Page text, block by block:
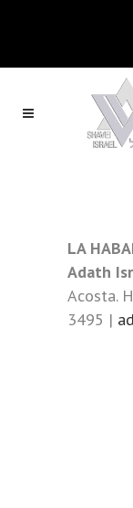
LA
Adath
Acosta.
3495 |